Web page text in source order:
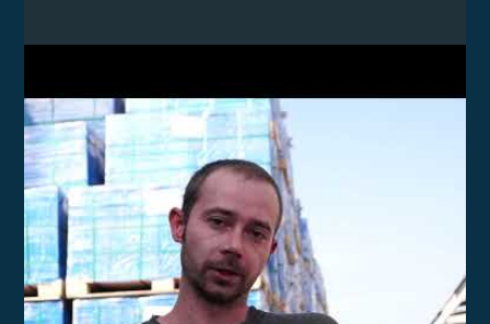
Das Video wird von YouTube eingebettet.
Es gelten die
Datenschutzerklärungen